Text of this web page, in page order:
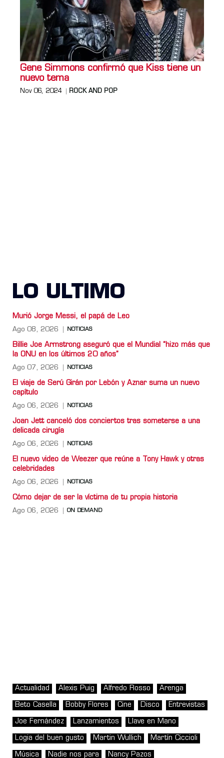
Gene Simmons confirmó que Kiss tiene un
nuevo tema
Nov 06, 2024 ROCK AND POP
LO ULTIMO
Murió Jorge Messi, el papá de Leo
Ago 08, 2026 NOTICIAS
Billie Joe Armstrong aseguró que el Mundial “hizo más que
la ONU en los últimos 20 años”
Ago 07, 2026 NOTICIAS
El viaje de Serú Girán por Lebón y Aznar suma un nuevo
capítulo
Ago 06, 2026 NOTICIAS
Joan Jett canceló dos conciertos tras someterse a una
delicada cirugía
Ago 06, 2026 NOTICIAS
El nuevo video de Weezer que reúne a Tony Hawk y otras
celebridades
Ago 06, 2026 NOTICIAS
Cómo dejar de ser la víctima de tu propia historia
Ago 06, 2026 ON DEMAND
Actualidad Alexis Puig Alfredo Rosso Arenga
Beto Casella Bobby Flores Cine Disco Entrevistas
Joe Fernández Lanzamientos Llave en Mano
Logia del buen gusto Martin Wullich Martín Ciccioli
Música Nadie nos para Nancy Pazos